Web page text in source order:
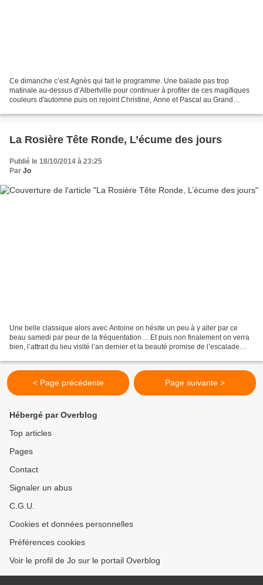
Ce dimanche c’est Agnès qui fait le programme. Une balade pas trop
matinale au-dessus d’Albertville pour continuer à profiter de ces magifiques
couleurs d'automne puis on rejoint Christine, Anne et Pascal au Grand
La Rosière Tête Ronde, L’écume des jours
Publié le 18/10/2014 à 23:25
Par Jo
Une belle classique alors avec Antoine on hésite un peu à y aller par ce
beau samedi par peur de la fréquentation… Et puis non finalement on verra
bien, l’attrait du lieu visité l’an dernier et la beauté promise de l’escalade
< Page précédente Page suivante >
Hébergé par Overblog
Top articles
Pages
Contact
Signaler un abus
C.G.U.
Cookies et données personnelles
Préférences cookies
Voir le profil de Jo sur le portail Overblog